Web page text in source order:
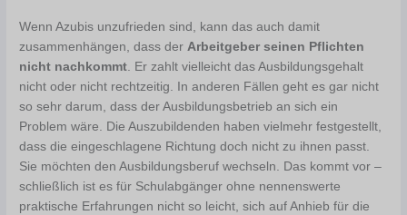
Wenn Azubis unzufrieden sind, kann das auch damit
zusammenhängen, dass derArbeitgeber seinen Pflichten
nicht nachkommt. Er zahlt vielleicht das Ausbildungsgehalt
nicht oder nicht rechtzeitig. In anderen Fällen geht es gar nicht
so sehr darum, dass der Ausbildungsbetrieb an sich ein
Problem wäre. Die Auszubildenden haben vielmehr festgestellt,
dass die eingeschlagene Richtung doch nicht zu ihnen passt.
Sie möchten den Ausbildungsberuf wechseln. Das kommt vor –
schließlich ist es für Schulabgänger ohne nennenswerte
praktische Erfahrungen nicht so leicht, sich auf Anhieb für die